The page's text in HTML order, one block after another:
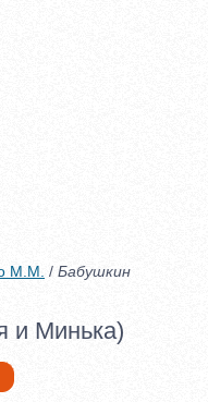
М.М. / Бабушкин
и Минька)